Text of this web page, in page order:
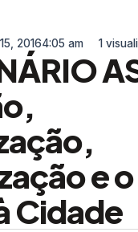
20164:05 am 1
e o
Cidade